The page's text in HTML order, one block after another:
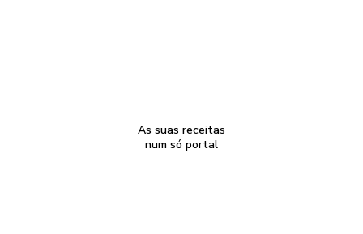
As suas receitas
num só portal